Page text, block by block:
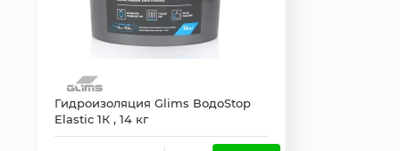
Гидроизоляция Glims ВодоStop
Elastic 1К , 14 кг